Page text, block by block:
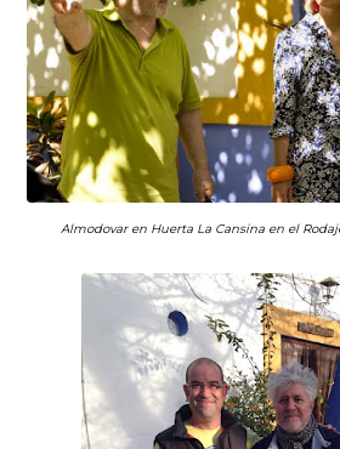
Almodovar en Huerta La Cansina en el